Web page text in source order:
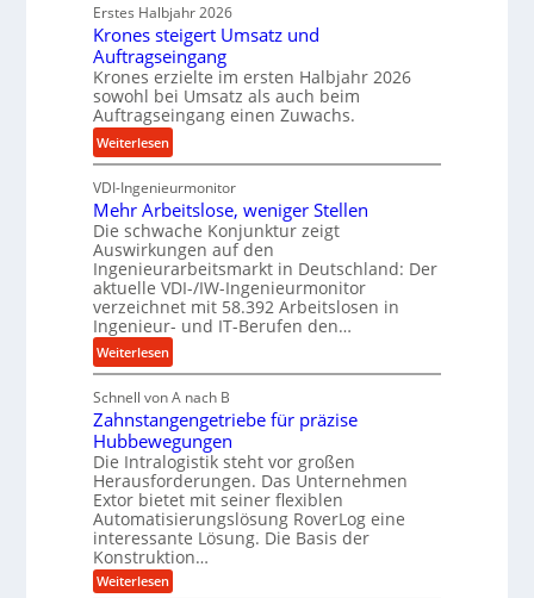
p
r
o
z
e
s
s
e
r
i
e
b
u
n
d
H
y
d
r
a
u
l
i
m
V
e
r
g
l
e
r
ä
z
i
s
e
u
n
d
l
a
n
g
l
e
b
i
g
e
K
u
g
e
l
g
e
Erstes Halbjahr 2026
Krones steigert Umsatz und
Auftragseingang
Krones erzielte im ersten Halbjahr 2026
sowohl bei Umsatz als auch beim
Auftragseingang einen Zuwachs.
Weiterlesen:
K
r
o
n
e
s
s
t
e
i
g
r
t
U
m
s
a
t
z
VDI-Ingenieurmonitor
Mehr Arbeitslose, weniger Stellen
Die schwache Konjunktur zeigt
Auswirkungen auf den
Ingenieurarbeitsmarkt in Deutschland: Der
aktuelle VDI-/IW-Ingenieurmonitor
verzeichnet mit 58.392 Arbeitslosen in
Ingenieur- und IT-Berufen den…
Weiterlesen:
M
e
h
r
A
r
b
e
i
t
Schnell von A nach B
Zahnstangengetriebe für präzise
Hubbewegungen
Die Intralogistik steht vor großen
Herausforderungen. Das Unternehmen
Extor bietet mit seiner flexiblen
Automatisierungslösung RoverLog eine
interessante Lösung. Die Basis der
Konstruktion…
Weiterlesen: